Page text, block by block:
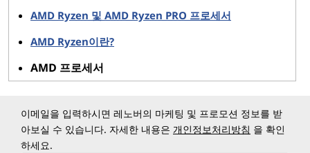
1080p
에서 플레이할 수있는 통합 AMD
Radeon™ 600M 그래픽.
여유로운 대역폭:
분에 두 배의 대역폭으로 주변기기에 연결할 수 있
습니다.
방해 요소를 줄이면서 말하고 들을 수 있습니다
프리미엄 디스플레이 지원:HDR, BT.2020 및 DCI-
AMD Ryzen 및 AMD Ryzen PRO 프로세서
AMD Ryzen이란?
AMD 프로세서
이메일을 입력하시면 레노버의 마케팅 및 프로모션 정보를 받
아보실 수 있습니다. 자세한 내용은 개인정보처리방침 을 확인
하세요.